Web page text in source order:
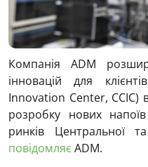
Компанія ADM
інновацій для
Innovation Center,
розробку нових
ринків Центральної
повідомляєADM.